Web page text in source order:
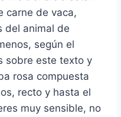
carne de vaca,
del animal de
según el
sobre este texto y
rosa compuesta
recto y hasta el
muy sensible, no